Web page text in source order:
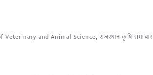
Veterinary and Animal Science, राजस्थान कृषि समाचार